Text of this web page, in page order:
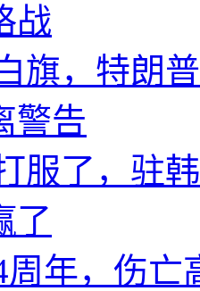
战
旗，特朗
警告
服了，驻
了
年，伤亡